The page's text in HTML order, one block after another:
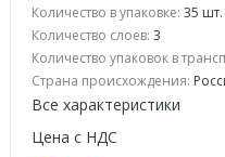
Количество в упаковке: 35 шт.
Количество слоев: 3
Количество упаковок в
Страна происхождения:
Все характеристики
Цена с НДС